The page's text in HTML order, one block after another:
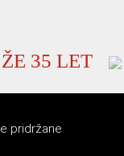
35 LET
pridržane